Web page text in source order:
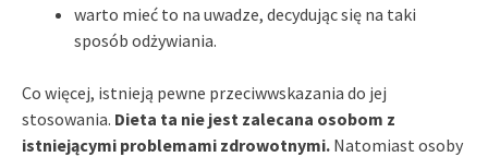
warto mieć to na uwadze, decydując się na taki
sposób odżywiania.
Co więcej, istnieją pewne przeciwwskazania do jej
stosowania. Dieta ta nie jest zalecana osobom z
istniejącymi problemami zdrowotnymi. Natomiast osoby